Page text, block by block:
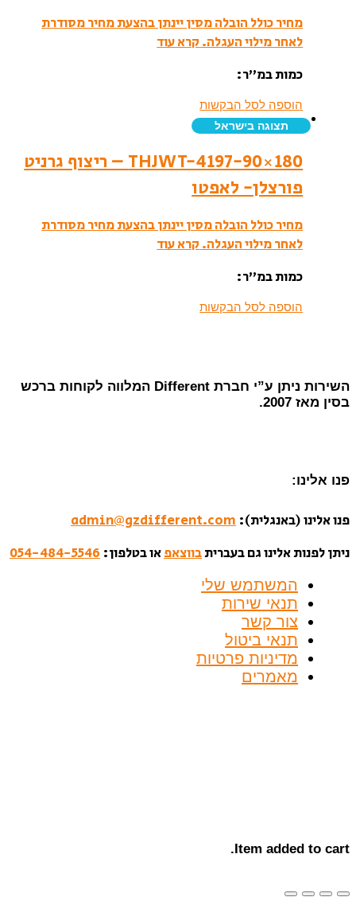
מחיר כולל הובלה מסין יינתן בהצעת מחיר מסודרת
לאחר מילוי העגלה.קרא עוד
כמות במ”ר:
הוספה לסל הבקשות
תצוגה בישראל
THJWT-4197-90×180 – ריצוף גרניט
פורצלן- לאפטו
מחיר כולל הובלה מסין יינתן בהצעת מחיר מסודרת
לאחר מילוי העגלה.קרא עוד
כמות במ”ר:
הוספה לסל הבקשות
השירות ניתן ע”י חברת Different המלווה לקוחות ברכש
בסין מאז 2007.
פנו אלינו:
פנו אלינו (באנגלית): admin@gzdifferent.com
ניתן לפנות אלינו גם בעבריתבווצאפאו בטלפון: 054-484-5546
המשתמש שלי
תנאי שירות
צור קשר
תנאי ביטול
מדיניות פרטיות
מאמרים
Item added to cart.